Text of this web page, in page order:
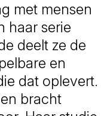
met mensen
haar serie
deelt ze de
en
dat oplevert.
bracht